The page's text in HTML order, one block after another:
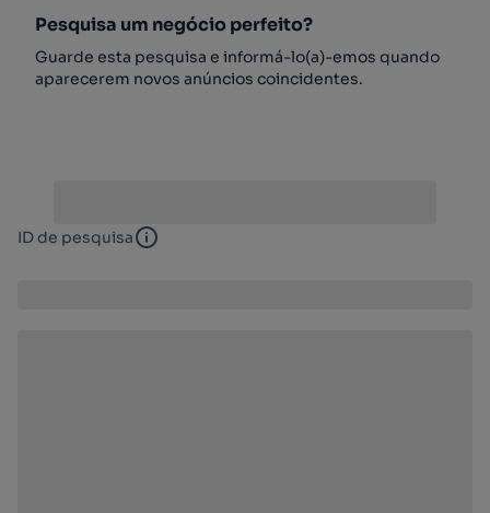
Pesquisa um negócio perfeito?
Guarde esta pesquisa e informá-lo(a)-emos quando
aparecerem novos anúncios coincidentes.
ID de pesquisa ID de pesquisa